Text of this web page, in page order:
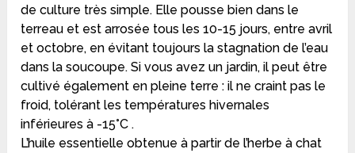
de culture très simple. Elle pousse bien dans le
terreau et est arrosée tous les 10-15 jours, entre avril
et octobre, en évitant toujours la stagnation de l’eau
dans la soucoupe. Si vous avez un jardin, il peut être
cultivé également en pleine terre : il ne craint pas le
froid, tolérant les températures hivernales
inférieures à -15°C .
L’huile essentielle obtenue à partir de l’herbe à chat